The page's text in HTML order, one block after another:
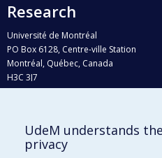
Research
Université de Montréal
PO Box 6128, Centre-ville Station
Montréal, Québec, Canada
H3C 3J7
Who does what?
UdeM understands
privacy